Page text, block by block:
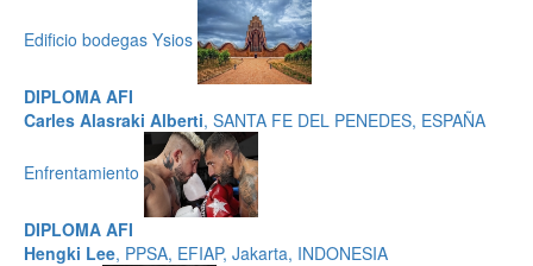
Edificio bodegas Ysios
DIPLOMA AFI
Carles Alasraki Alberti, SANTA FE DEL PENEDES, ESPAÑA
Enfrentamiento
DIPLOMA AFI
Hengki Lee, PPSA, EFIAP, Jakarta, INDONESIA